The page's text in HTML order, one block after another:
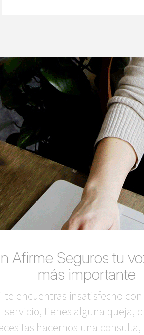
Afirme Seguros tu
más importante
te encuentras insatisfecho
servicio, tienes alguna queja,
hacernos una consulta,